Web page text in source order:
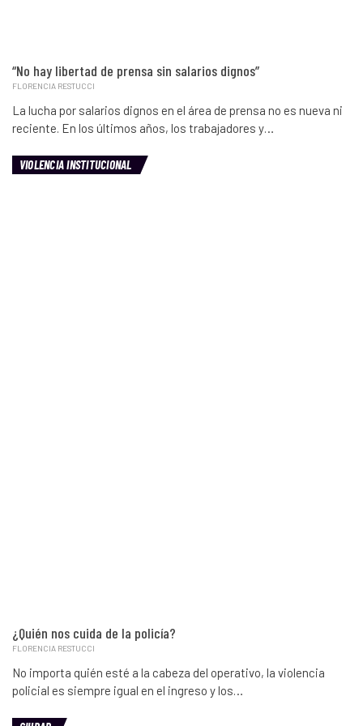
“No hay libertad de prensa sin salarios dignos”
FLORENCIA RESTUCCI
La lucha por salarios dignos en el área de prensa no es nueva ni
reciente. En los últimos años, los trabajadores y…
VIOLENCIA INSTITUCIONAL
¿Quién nos cuida de la policía?
FLORENCIA RESTUCCI
No importa quién esté a la cabeza del operativo, la violencia
policial es siempre igual en el ingreso y los…